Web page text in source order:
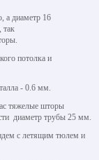
а диаметр 16
так
потолка и
- 0.6 мм.
тяжелые шторы
диаметр трубы 25 мм.
с летящим тюлем и